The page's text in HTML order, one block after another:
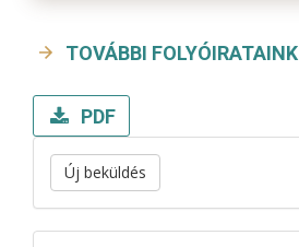
TOVÁBBI FOLYÓIRATAINK
PDF
Új beküldés